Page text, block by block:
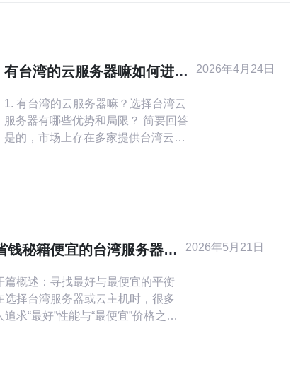
有台湾的云服务器嘛如何进行
1. 有台湾的云服务器嘛？选择台湾云
服务器有哪些优势和局限？ 简要回答
是的，市场上存在多家提供台湾云服
网络时延；2) 更快的页面加载与稳健
的连接；3) 对地区监管和支付更友
2026年4月24日
钱秘籍便宜的台湾服务器云
篇概述：寻找最好与最便宜的平衡
选择台湾服务器或云主机时，很多
追求“最好”性能与“最便宜”价格之间
2026年5月21日